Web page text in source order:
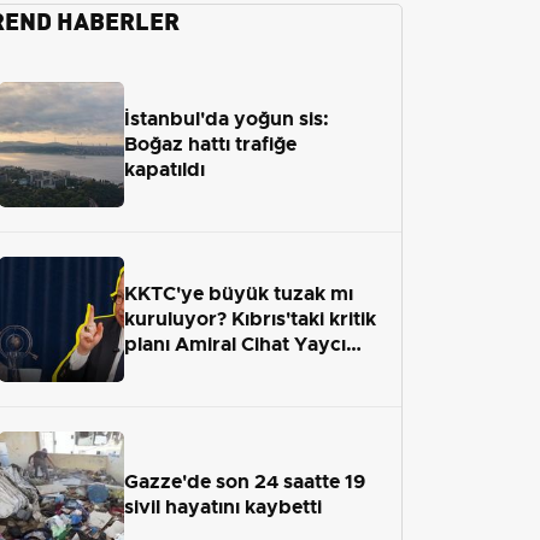
HABERLER
İstanbul'da yoğun sis:
Boğaz hattı trafiğe
kapatıldı
KKTC'ye büyük tuzak mı
kuruluyor? Kıbrıs'taki kritik
planı Amiral Cihat Yaycı
Gazze'de son 24 saatte 19
sivil hayatını kaybetti